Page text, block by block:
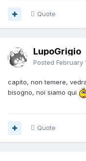
Quote
LupoGrigio
Posted February
capito, non temere,
bisogno, noi siamo qui
Quote